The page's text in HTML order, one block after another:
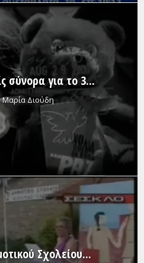
σύνορα για το 3...
Μαρία Διούδη
Σχολείου...